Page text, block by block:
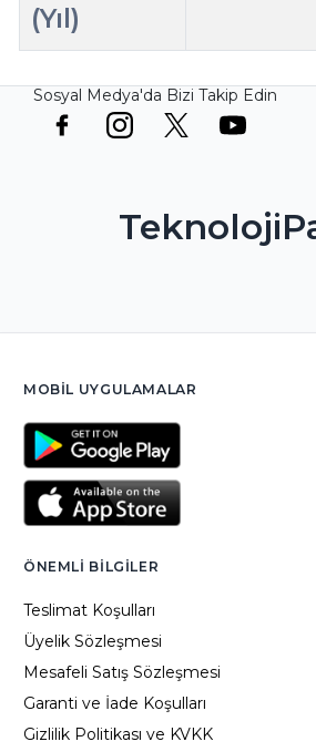
(Yıl)
Sosyal Medya'da Bizi Takip Edin
MOBIL UYGULAMALAR
ÖNEMLI BILGILER
Teslimat Koşulları
Üyelik Sözleşmesi
Mesafeli Satış Sözleşmesi
Garanti ve İade Koşulları
Gizlilik Politikası ve KVKK